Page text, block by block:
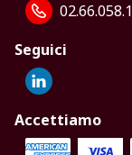
02.66.058.1
Seguici
Accettiamo